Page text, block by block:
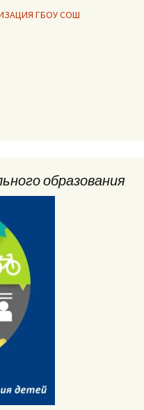
ГБОУ СОШ
образования